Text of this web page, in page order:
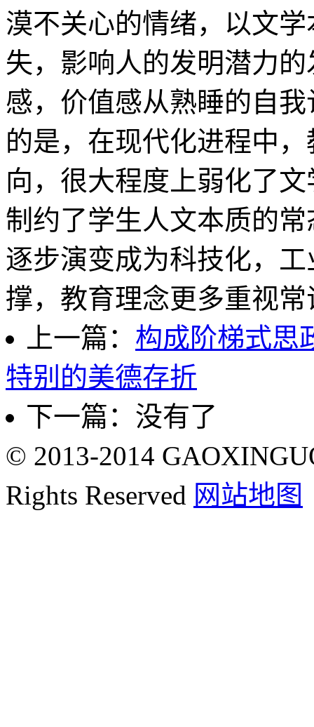
漠不关心的情绪，以文
失，影响人的发明
感，价值感从熟睡的自
的是，在现代化进程中
向，很大程度上弱
制约了学生人文本质的
逐步演变成为科技化，
撑，教育理念更多重视
上一篇： 构成阶梯式思
特别的美德存折
下一篇：没有了
© 2013-2014
Rights Reserved 网站地图